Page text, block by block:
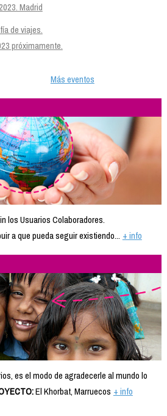
Madrid
de viajes.
próximamente.
Más eventos
los Usuarios Colaboradores.
a que pueda seguir existiendo... + info
es el modo de agradecerle al mundo lo
El Khorbat, Marruecos + info